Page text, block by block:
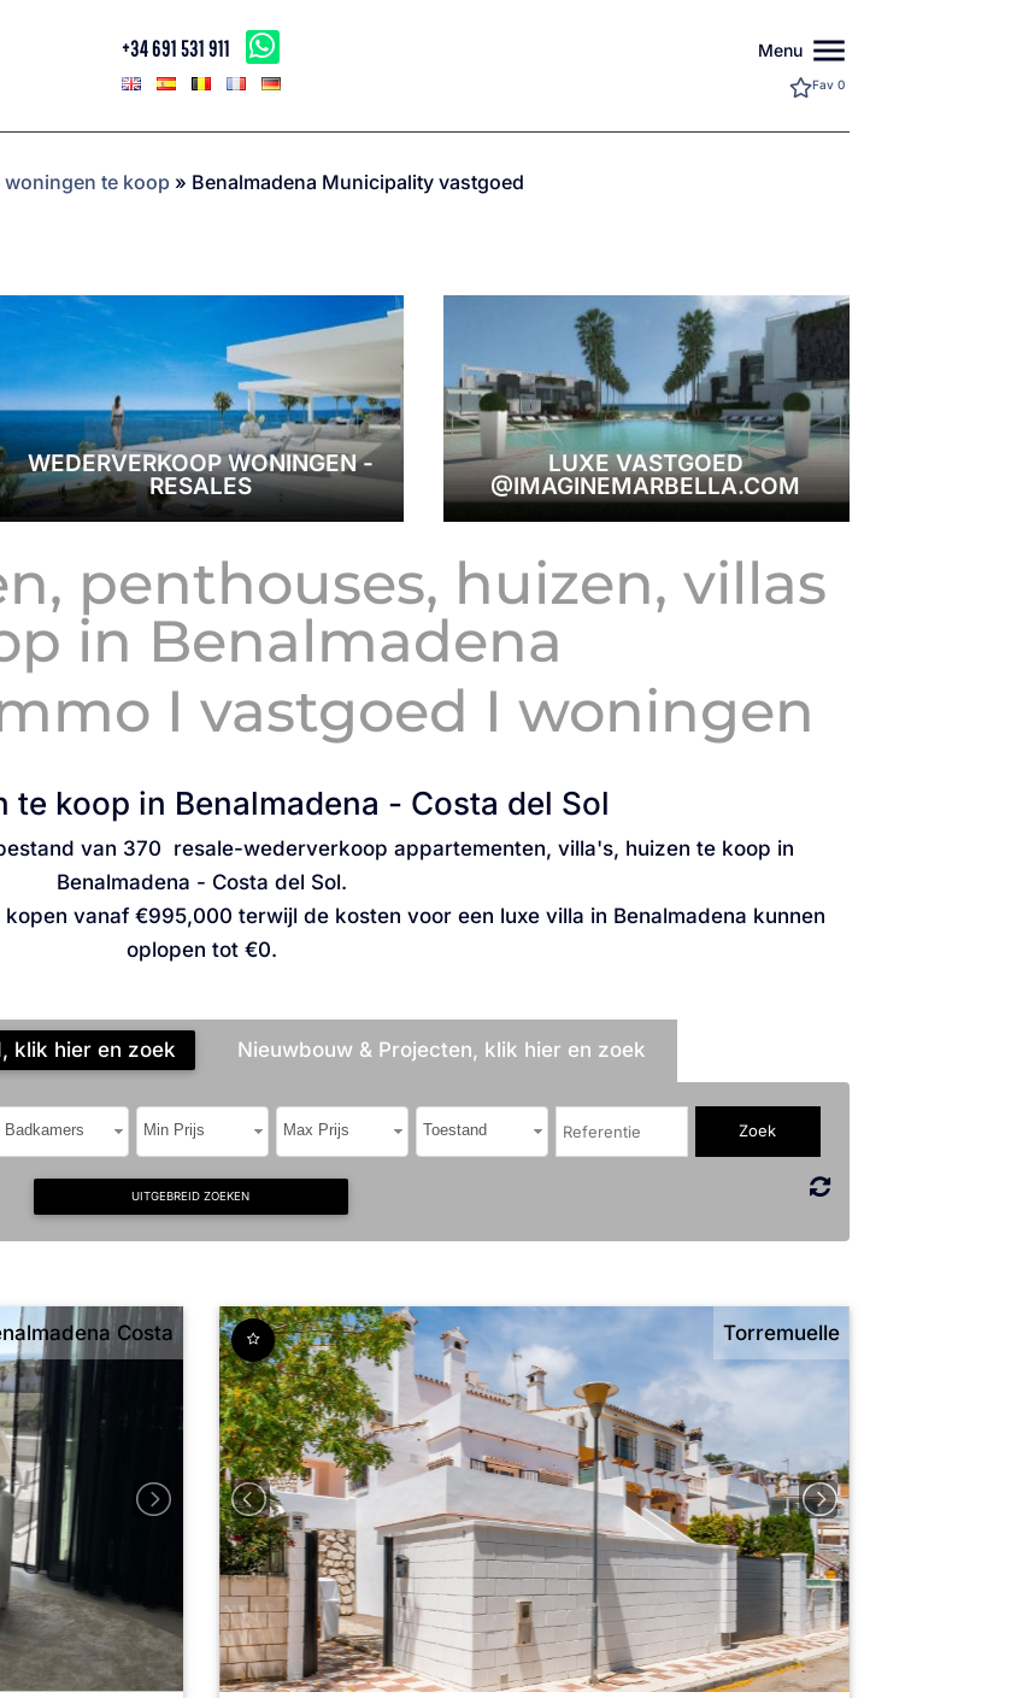
+34 691 531 911 Menu menu
Fav 0
woningen te koop » Benalmadena Municipality vastgoed
WEDERVERKOOP WONINGEN -
RESALES
LUXE VASTGOED
@IMAGINEMARBELLA.COM
penthouses, huizen, villas
in Benalmadena
I vastgoed I woningen
te koop in Benalmadena - Costa del Sol
van 370 resale-wederverkoop appartementen, villa's, huizen te koop in
Benalmadena - Costa del Sol.
kopen vanaf €995,000 terwijl de kosten voor een luxe villa in Benalmadena kunnen
oplopen tot €0.
klik hier en zoek Nieuwbouw & Projecten, klik hier en zoek
Badkamers Min Prijs Max Prijs Toestand
UITGEBREID ZOEKEN
Costa Torremuelle